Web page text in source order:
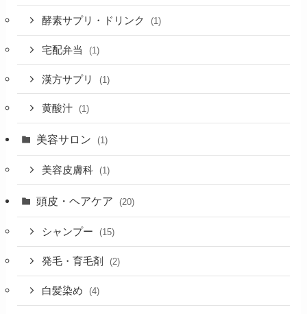
酵素サプリ・ドリンク (1)
宅配弁当 (1)
漢方サプリ (1)
黄酸汁 (1)
美容サロン (1)
美容皮膚科 (1)
頭皮・ヘアケア (20)
シャンプー (15)
発毛・育毛剤 (2)
白髪染め (4)